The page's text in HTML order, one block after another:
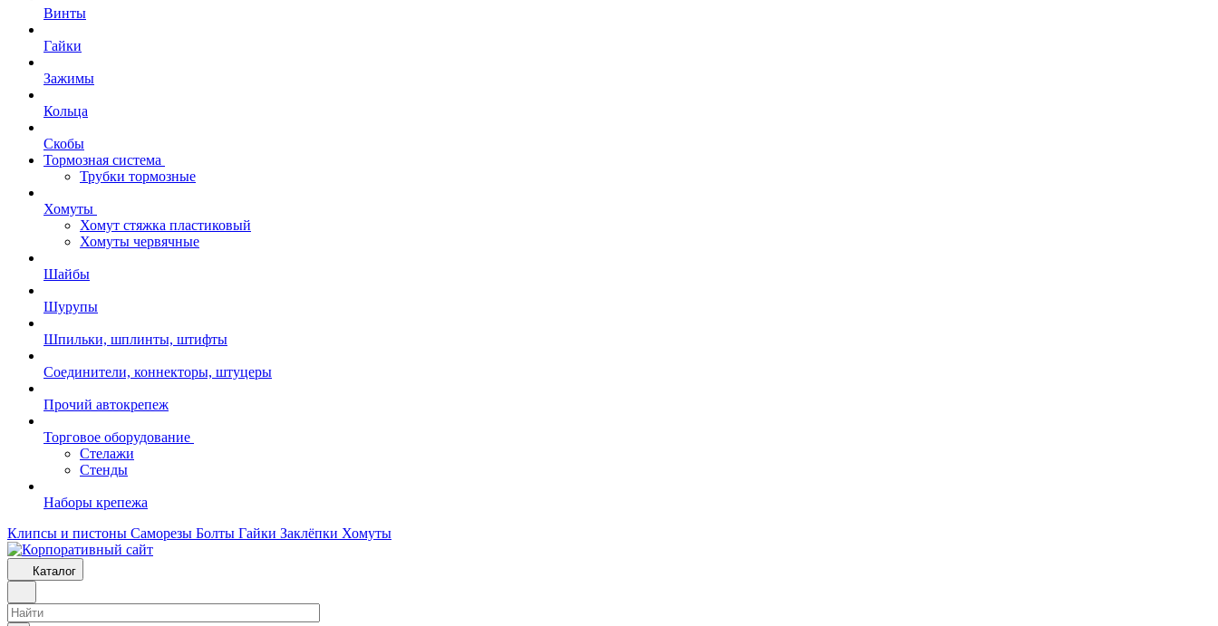
Винты
Гайки
Зажимы
Кольца
Скобы
Тормозная система
Трубки тормозные
Хомуты
Хомут стяжка пластиковый
Хомуты червячные
Шайбы
Шурупы
Шпильки, шплинты, штифты
Соединители, коннекторы, штуцеры
Прочий автокрепеж
Торговое оборудование
Стелажи
Стенды
Наборы крепежа
Клипсы и пистоны Саморезы Болты Гайки Заклёпки Хомуты
Каталог